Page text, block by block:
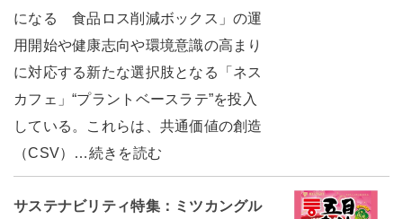
になる 食品ロス削減ボックス」の運
用開始や健康志向や環境意識の高まり
に対応する新たな選択肢となる「ネス
カフェ」“プラントベースラテ”を投入
している。これらは、共通価値の創造
（CSV）…続きを読む
サステナビリティ特集：ミツカングル